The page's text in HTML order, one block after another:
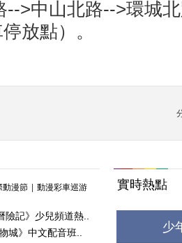
-->中山北路-->環城
放點）。
動漫節 動漫彩車巡游
險記》少兒頻道熱..
城》中文配音班..
實時熱點
少